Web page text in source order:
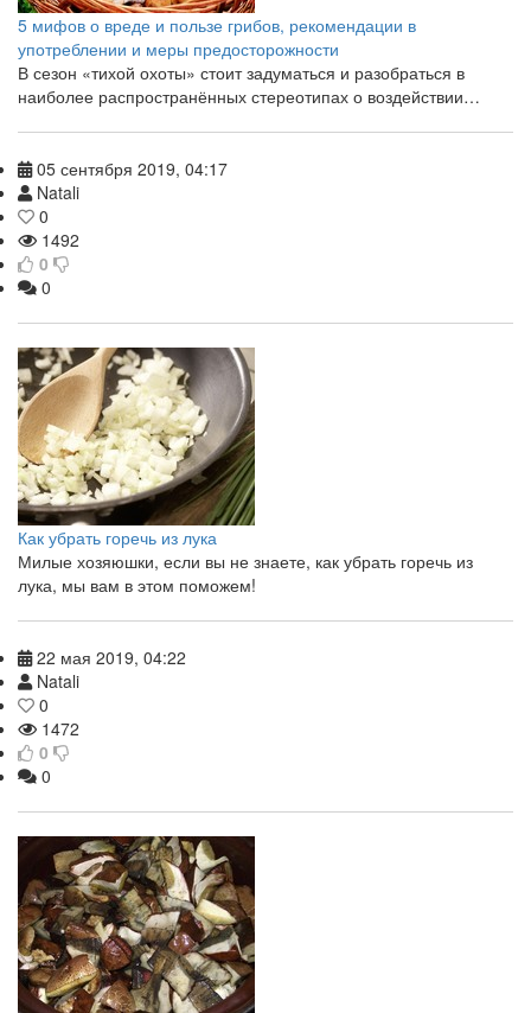
5 мифов о вреде и пользе грибов, рекомендации в
употреблении и меры предосторожности
В сезон «тихой охоты» стоит задуматься и разобраться в
наиболее распространённых стереотипах о воздействии…
05 сентября 2019, 04:17
Natali
0
1492
0
0
Как убрать горечь из лука
Милые хозяюшки, если вы не знаете, как убрать горечь из
лука, мы вам в этом поможем!
22 мая 2019, 04:22
Natali
0
1472
0
0